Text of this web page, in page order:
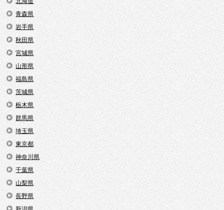
青森県
岩手県
秋田県
宮城県
山形県
福島県
茨城県
栃木県
群馬県
埼玉県
東京都
神奈川県
千葉県
山梨県
長野県